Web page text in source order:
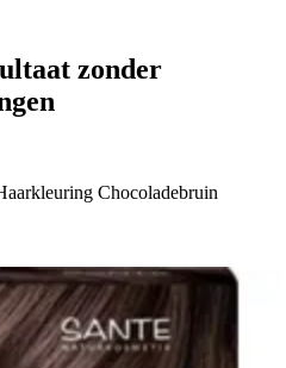
zonder
Chocoladebruin